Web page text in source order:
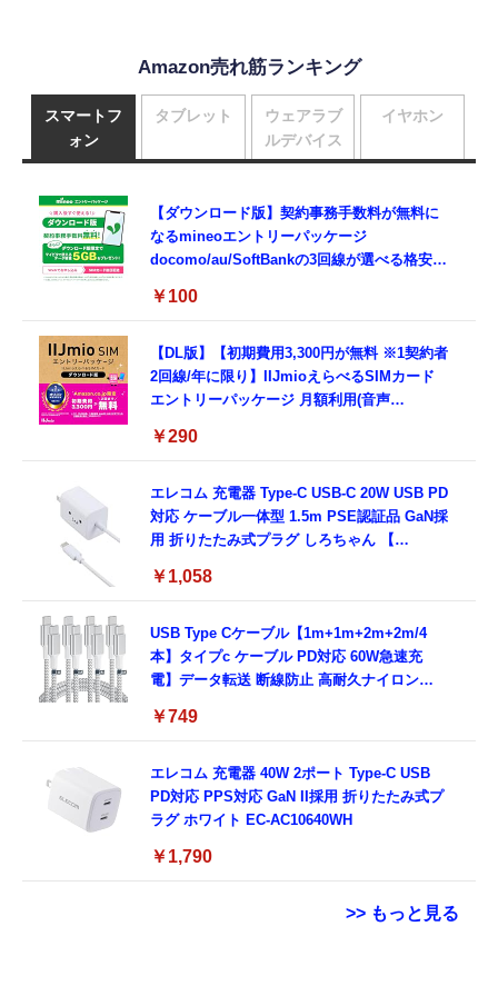
Amazon売れ筋ランキング
スマートフ
ォン
【ダウンロード版】契約事務手数料が無料に
なるmineoエントリーパッケージ
docomo/au/SoftBankの3回線が選べる格安
￥100
【DL版】【初期費用3,300円が無料 ※1契約者
2回線/年に限り】IIJmioえらべるSIMカード
エントリーパッケージ 月額利用(音声
プリペイド)[ドコモ回線]IM-B327
￥290
エレコム 充電器 Type-C USB-C 20W USB PD
対応 ケーブル一体型 1.5m PSE認証品 GaN採
用 折りたたみ式プラグ しろちゃん 【
￥1,058
USB Type Cケーブル【1m+1m+2m+2m/4
本】タイプc ケーブル PD対応 60W急速充
電】データ転送 断線防止 高耐久ナイロン
MacBook、iPad Pro/Air、Galaxy、Sony、
￥749
エレコム 充電器 40W 2ポート Type-C USB
PD対応 PPS対応 GaN II採用 折りたたみ式プ
ラグ ホワイト EC-AC10640WH
￥1,790
>> もっと見る
タブレット
ウェアラブ
ルデバイス
イヤホン